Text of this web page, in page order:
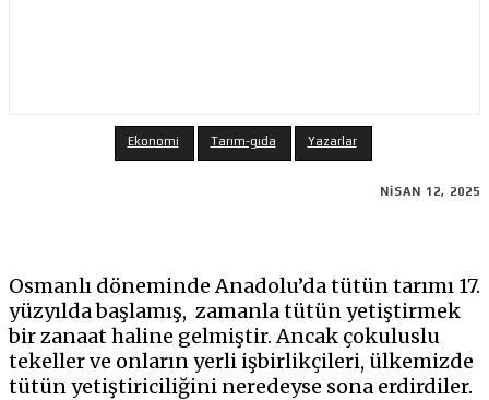
Ekonomi Tarım-gıda Yazarlar
NISAN 12, 2025
Osmanlı döneminde Anadolu’da tütün tarımı 17.
yüzyılda başlamış, zamanla tütün yetiştirmek
bir zanaat haline gelmiştir. Ancak çokuluslu
tekeller ve onların yerli işbirlikçileri, ülkemizde
tütün yetiştiriciliğini neredeyse sona erdirdiler.